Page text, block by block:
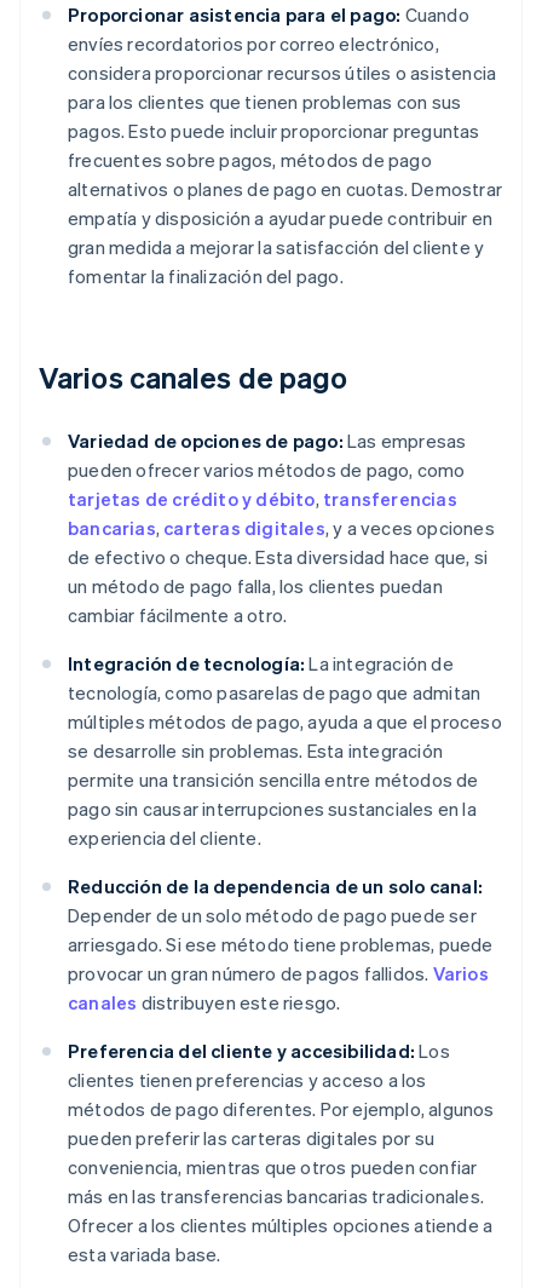
Proporcionar asistencia para el pago: Cuando
envíes recordatorios por correo electrónico,
considera proporcionar recursos útiles o asistencia
para los clientes que tienen problemas con sus
pagos. Esto puede incluir proporcionar preguntas
frecuentes sobre pagos, métodos de pago
alternativos o planes de pago en cuotas. Demostrar
empatía y disposición a ayudar puede contribuir en
gran medida a mejorar la satisfacción del cliente y
fomentar la finalización del pago.
Varios canales de pago
Variedad de opciones de pago: Las empresas
pueden ofrecer varios métodos de pago, como
tarjetas de crédito y débito, transferencias
bancarias, carteras digitales, y a veces opciones
de efectivo o cheque. Esta diversidad hace que, si
un método de pago falla, los clientes puedan
cambiar fácilmente a otro.
Integración de tecnología: La integración de
tecnología, como pasarelas de pago que admitan
múltiples métodos de pago, ayuda a que el proceso
se desarrolle sin problemas. Esta integración
permite una transición sencilla entre métodos de
pago sin causar interrupciones sustanciales en la
experiencia del cliente.
Reducción de la dependencia de un solo canal:
Depender de un solo método de pago puede ser
arriesgado. Si ese método tiene problemas, puede
provocar un gran número de pagos fallidos. Varios
canales distribuyen este riesgo.
Preferencia del cliente y accesibilidad: Los
clientes tienen preferencias y acceso a los
métodos de pago diferentes. Por ejemplo, algunos
pueden preferir las carteras digitales por su
conveniencia, mientras que otros pueden confiar
más en las transferencias bancarias tradicionales.
Ofrecer a los clientes múltiples opciones atiende a
esta variada base.